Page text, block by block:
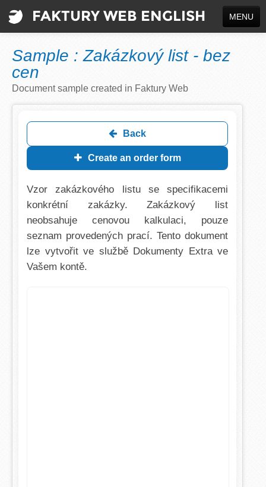
MENU
FAKTURY WEB ENGLISH
INFO
Sign up
Log in
Jazyk / Language
Sample : Zakázkový list - bez
cen
Document sample created in Faktury Web
Back
Create an order form
Vzor zakázkového listu se specifikacemi
konkrétní zakázky. Zakázkový list
neobsahuje cenovou kalkulaci, pouze
seznam provedených prací. Tento dokument
lze vytvořit ve službě Dokumenty Extra ve
Vašem kontě.